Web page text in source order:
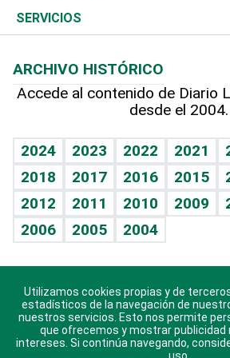
Resto del mundo
Economía personal
Podcast Arte Libre
Hablando con el pediatra
Vida y familia
Eñe
Celebrando la vida
Sin complejos
En pocas palabras
Escuchando al corazón
Economía Personal
Más deportes
Línea de hit
TBT Deportivo
Columnistas
Cambio climático
Opinión
Hecho en casa
Guía del dinero
SERVICIOS
Cumpleaños
Horóscopos
Crucigramas
ARCHIVO HISTÓRICO
Accede al contenido de Diario
desde el 2004.
2024 2023 2022 2021
2018
2017 2016 2015
2012
2011 2010 2009
2006
2005 2004
Descarga nuestras aplicaciones
sistema Huawei.
Utilizamos cookies propias y de
estadísticos de la navegación de
nuestros servicios. Esto nos permite
que ofrecemos y mostrar publicidad
intereses. Si continúa navegando,